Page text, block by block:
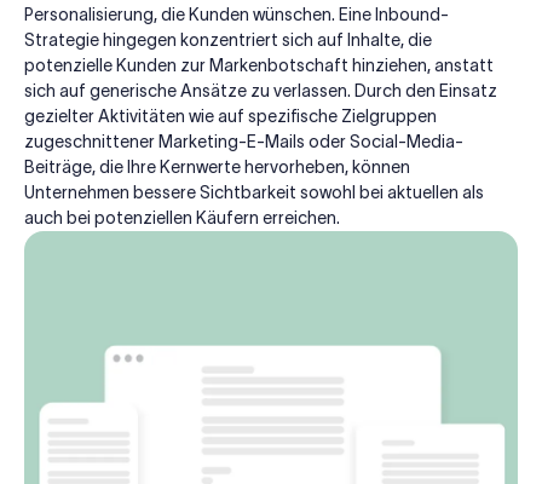
Personalisierung, die Kunden wünschen. Eine Inbound-
Strategie hingegen konzentriert sich auf Inhalte, die
potenzielle Kunden zur Markenbotschaft hinziehen, anstatt
sich auf generische Ansätze zu verlassen. Durch den Einsatz
gezielter Aktivitäten wie auf spezifische Zielgruppen
zugeschnittener Marketing-E-Mails oder Social-Media-
Beiträge, die Ihre Kernwerte hervorheben, können
Unternehmen bessere Sichtbarkeit sowohl bei aktuellen als
auch bei potenziellen Käufern erreichen.